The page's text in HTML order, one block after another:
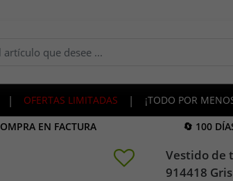
| OFERTAS LIMITADAS | ¡TODO POR
EN FACTURA
🔄 100
Vestido de
914418 Gris